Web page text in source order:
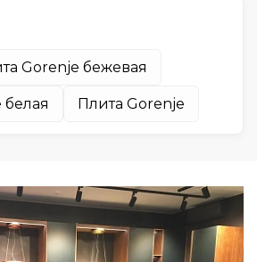
Gorenje бежевая
белая Плита Gorenje